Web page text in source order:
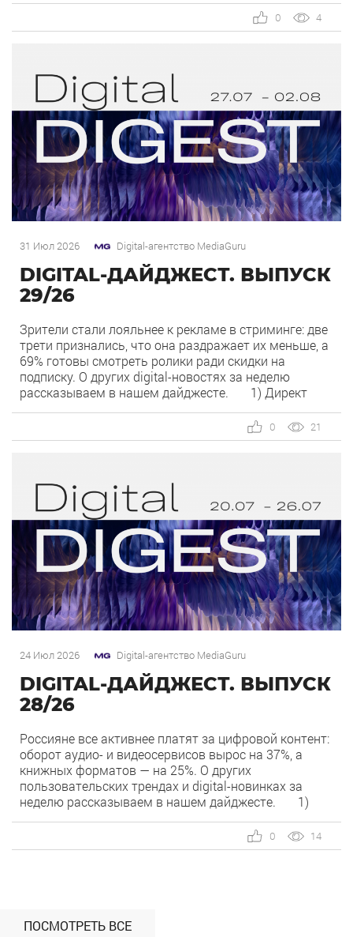
дорогом гео страны. Агентство продвигает ресторан
OSH by Урюк в геоперформансе […]
4
0
31 Июл 2026 Digital-агентство MediaGuru
DIGITAL-ДАЙДЖЕСТ. ВЫПУСК
29/26
Зрители стали лояльнее к рекламе в стриминге: две
трети признались, что она раздражает их меньше, а
69% готовы смотреть ролики ради скидки на
подписку. О других digital-новостях за неделю
рассказываем в нашем дайджесте. 1) Директ
Директе появился встроенный динамический
коллтрекинг — без доплат и интеграций со
21
0
24 Июл 2026 Digital-агентство MediaGuru
DIGITAL-ДАЙДЖЕСТ. ВЫПУСК
28/26
Россияне все активнее платят за цифровой контент:
оборот аудио- и видеосервисов вырос на 37%, а
книжных форматов — на 25%. О других
пользовательских трендах и digital-новинках за
неделю рассказываем в нашем дайджесте. 1)
сети Яндекса. Рекламная сеть Яндекса запускает
формат Overlay, который показывает рекламу
14
0
ПОСМОТРЕТЬ ВСЕ